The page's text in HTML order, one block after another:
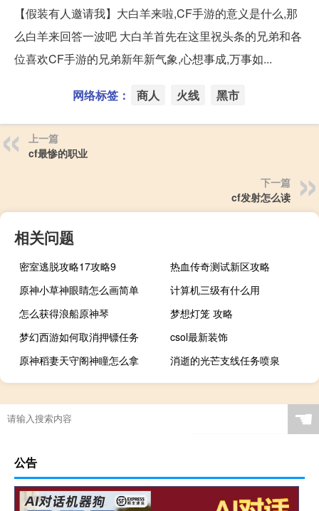
【假装有人邀请我】大白羊来啦,CF手游的意义是什么,那
么白羊来回答一波吧 大白羊首先在这里祝头条的兄弟和各
位喜欢CF手游的兄弟新年新气象,心想事成,万事如...
网络标签： 商人 火线 黑市
上一篇
cf最惨的职业
下一篇
cf发射怎么读
相关问题
密室逃脱攻略17攻略9
热血传奇测试新区攻略
原神小草神眼睛怎么画简单
计算机三级有什么用
怎么获得浪船原神琴
梦想灯笼 攻略
梦幻西游如何取消押镖任务
csol最新装饰
原神稻妻天守阁神瞳怎么拿
消逝的光芒支线任务喷泉
☚
公告